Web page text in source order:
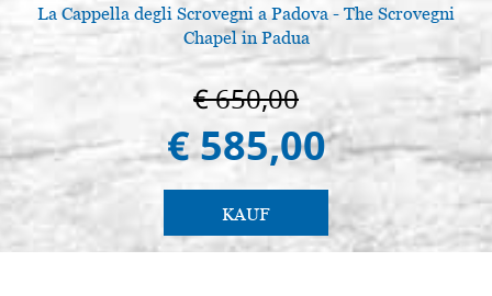
La Cappella degli Scrovegni a Padova - The Scrovegni
Chapel in Padua
€ 650,00
€ 585,00
KAUF